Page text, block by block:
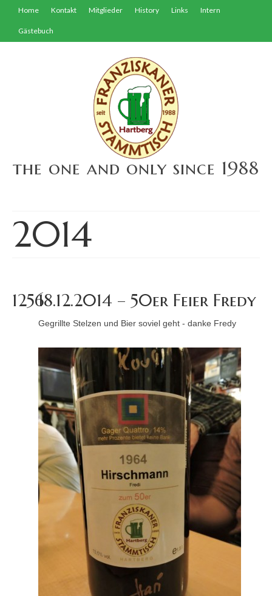
Home Kontakt Mitglieder History Links Intern
Gästebuch
the one and only since 1988
2014
125618.12.2014 – 50er Feier Fredy
Gegrillte Stelzen und Bier soviel geht - danke Fredy